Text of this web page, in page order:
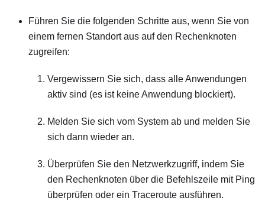
Führen Sie die folgenden Schritte aus, wenn Sie von
einem fernen Standort aus auf den Rechenknoten
zugreifen:
Vergewissern Sie sich, dass alle Anwendungen
aktiv sind (es ist keine Anwendung blockiert).
Melden Sie sich vom System ab und melden Sie
sich dann wieder an.
Überprüfen Sie den Netzwerkzugriff, indem Sie
den Rechenknoten über die Befehlszeile mit Ping
überprüfen oder ein Traceroute ausführen.